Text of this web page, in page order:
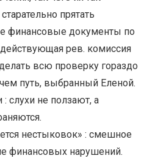
прятать
финансовые документы по
рев. комиссия
всю проверку гораздо
путь, выбранный Еленой.
: слухи не ползают, а
нестыковок» : смешное
финансовых нарушений.